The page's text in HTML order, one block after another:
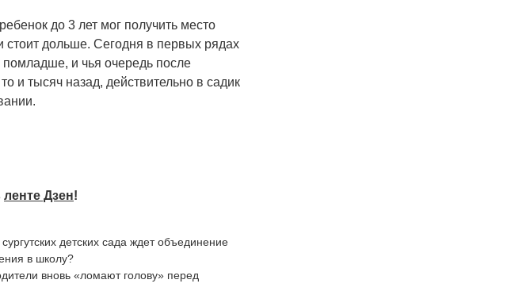
до 3 лет мог получить место
стоит дольше. Сегодня в первых рядах
помладше, и чья очередь после
и тысяч назад, действительно в садик
ленте Дзен!
детских сада ждет объединение
в школу?
вновь «ломают голову» перед